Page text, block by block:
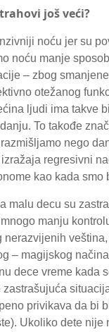
još veći?
noću jer su
noću manje
– zbog
otežanog
ljudi ima takve
To takođe
nego
izražaja regresivni
kao kada smo
malu decu su
manju
nerazvijenih
– magijskog
dece vreme kada
zastrašujuća
privikava da bi
Ukoliko dete nije